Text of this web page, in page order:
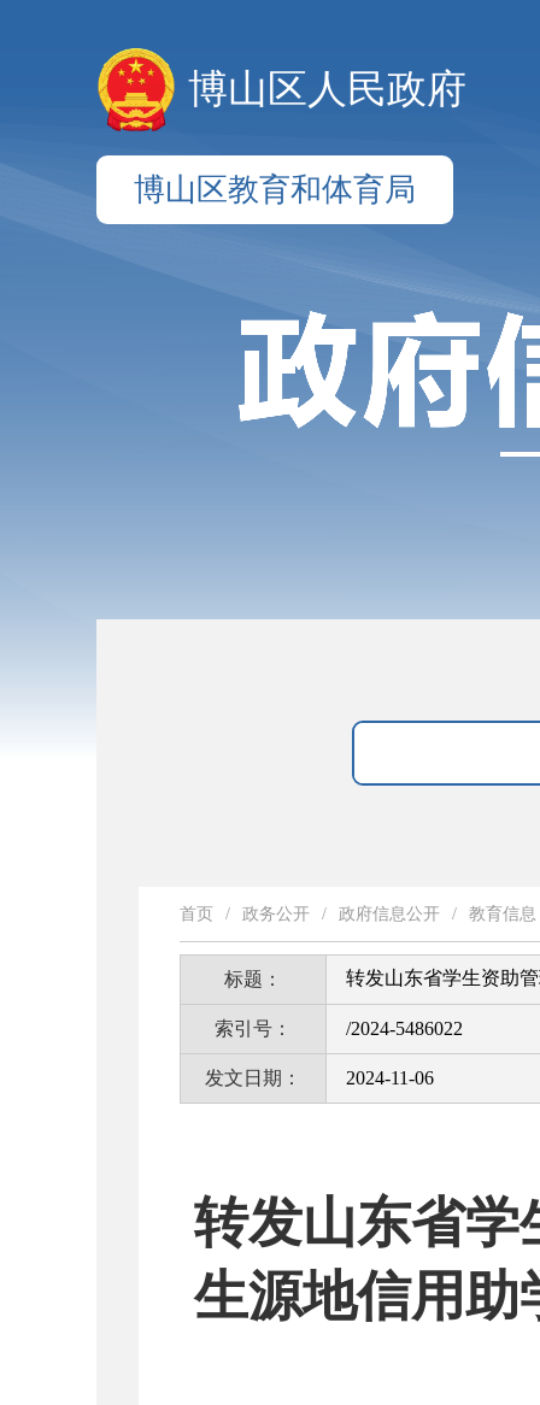
博山区人民政府
博山区教育和体育局
首页 / 政务公开 / 政府信息公开 / 教育信息
标题： 转发山东省学生资助
索引号： /2024-5486022
发文日期： 2024-11-06
转发山东省学
生源地信用助